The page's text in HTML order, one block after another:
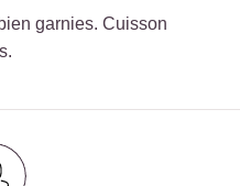
garnies. Cuisson